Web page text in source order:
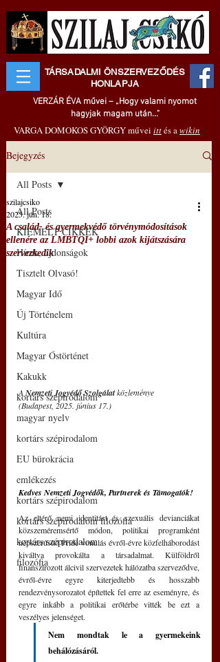
TÁRSADALMI ÖNSZERVEZŐDÉS
HONLAPJA
VERZÁR ÉVA művei – „Hogy valami nyomot
hagyjak magam után..."
VARGA DOMOKOS GYÖRGY művei ittés awikin
Bejegyzés
All Posts
KIEMELT CIKKEK
Hírek, újdonságok
Tisztelt Olvasó!
Magyar Idő
Új Történelem
Kultúra
Magyar Őstörténet
Kakukk
kortárs szépirodalom
magyar nyelv
kortárs szépirodalom
EU bürokrácia
emlékezés
kortárs szépirodalom
kortárs szépirodalom filozófia
kortárs szépirodalom
filozófia
All Posts
A család- és gyermekvédő törvénymódosítások
ellenére az LMBTQI+ lobbi azok kijátszására
szervezkedik
szilajcsiko
2025. jún. 18.
A Nemzeti Jogvédő Szolgálat közleménye
(Budapest, 2025. június 17.)
Kedves Nemzeti Jogvédők, Partnerek és Támogatók!
Az eltérő nemi identitást és szexuális devianciákat
közszeméremsértő módon, politikai programként
népszerűsítő Pride vonulás évről-évre közfelháborodást
kiváltva provokálta a társadalmat. Külföldről
finanszírozott álcivil szervezetek hálózatba szerveződve,
évről-évre egyre kiterjedtebb és hosszabb
rendezvénysorozatot építettek fel erre az eseményre, és
egyre inkább a politikai erőtérbe vitték be ezt a
veszélyes jelenséget.
Nem mondtak le a gyermekeink
behálózásáról.